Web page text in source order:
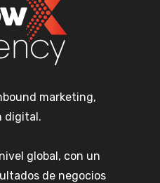
marketing,
digital.
global, con un
de negocios